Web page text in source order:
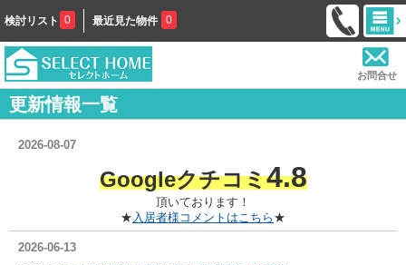
検討リスト 0 最近見た物件 0
お問合せ
更新情報一覧
2026-08-07
Googleクチコミ4.8
頂いております！
★ 入居者様コメントはこちら ★
2026-06-13